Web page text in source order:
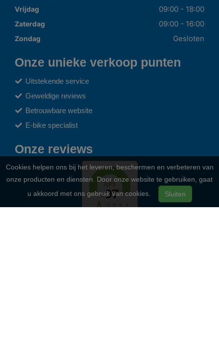
Vrijdag 09:00 - 18:00
Zaterdag 09:00 - 16:00
Zondag Gesloten
Onze unieke verkoop punten
Uitstekende service
Geweldige reviews
Betrouwbare website
E-bike specialist
Onze reviews
Cookies helpen ons bij het leveren, beschermen en verbeteren van
onze producten en diensten. Door onze website te gebruiken, gaat
u akkoord met ons gebruik van cookies.
Sluiten